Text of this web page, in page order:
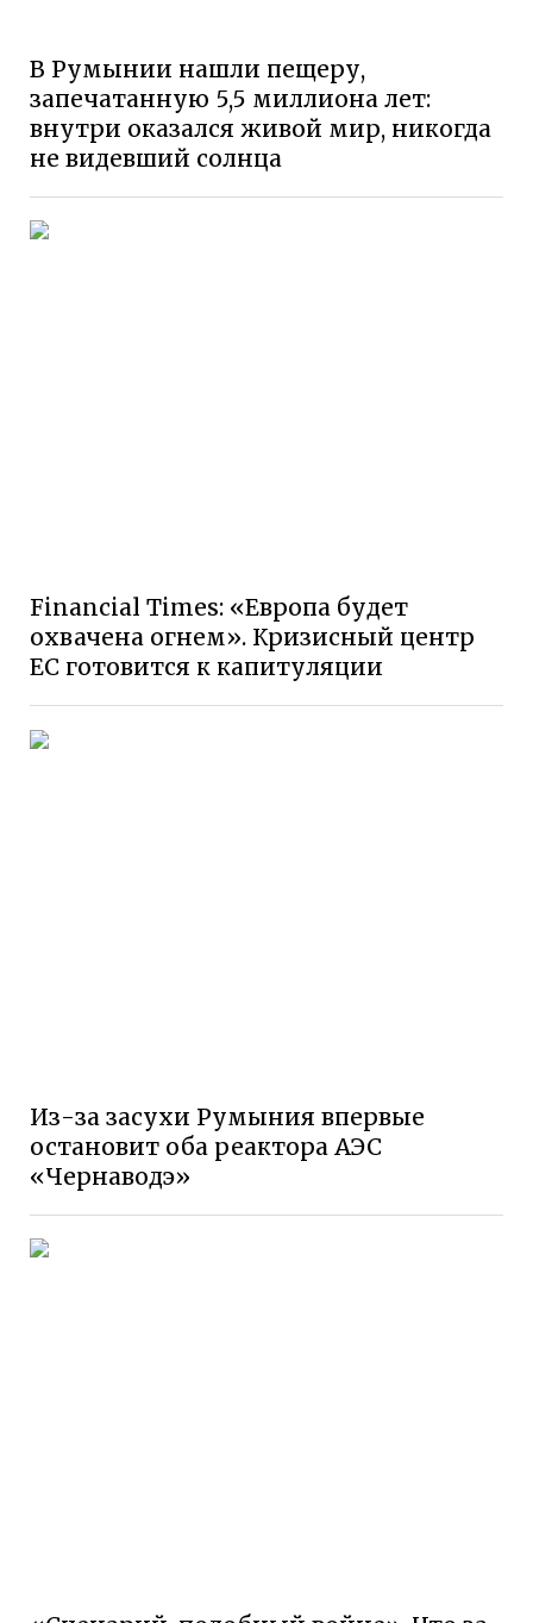
В Румынии нашли пещеру,
запечатанную 5,5 миллиона лет:
внутри оказался живой мир, никогда
не видевший солнца
Financial Times: «Европа будет
охвачена огнем». Кризисный центр
ЕС готовится к капитуляции
Из-за засухи Румыния впервые
остановит оба реактора АЭС
«Чернаводэ»